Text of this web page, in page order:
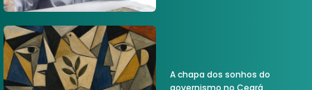
A chapa dos sonhos do
governismo no Ceará